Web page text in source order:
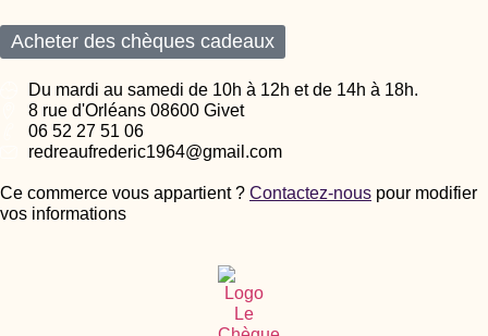
Acheter des chèques cadeaux
Du mardi au samedi de 10h à 12h et de 14h à 18h.
8 rue d'Orléans 08600 Givet
06 52 27 51 06
redreaufrederic1964@gmail.com
Ce commerce vous appartient ? Contactez-nous pour modifier
vos informations